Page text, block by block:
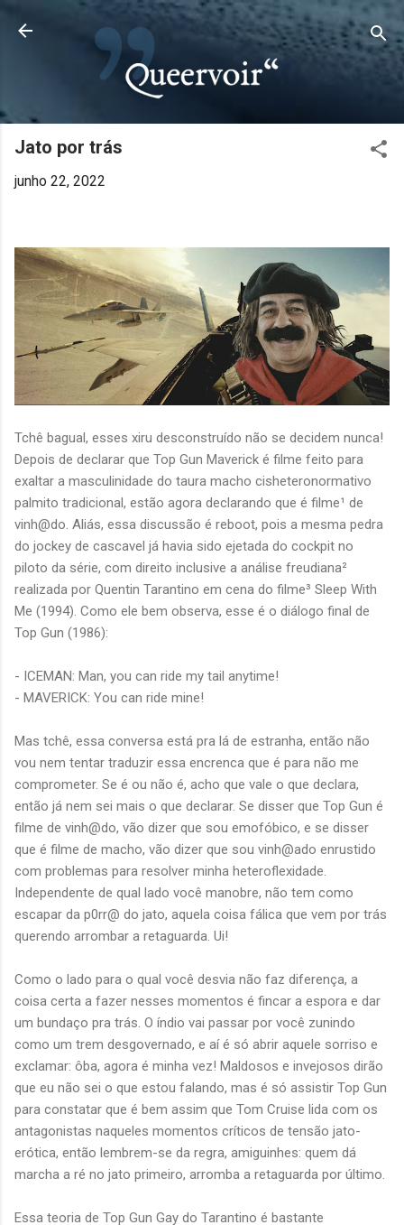
Pular para o conteúdo principal
Jato por trás
junho 22, 2022
Tchê bagual, esses xiru desconstruído não se decidem nunca!
Depois de declarar que Top Gun Maverick é filme feito para
exaltar a masculinidade do taura macho cisheteronormativo
palmito tradicional, estão agora declarando que é filme¹ de
vinh@do. Aliás, essa discussão é reboot, pois a mesma pedra
do jockey de cascavel já havia sido ejetada do cockpit no
piloto da série, com direito inclusive a análise freudiana²
realizada por Quentin Tarantino em cena do filme³ Sleep With
Me (1994). Como ele bem observa, esse é o diálogo final de
Top Gun (1986):
- ICEMAN: Man, you can ride my tail anytime!
- MAVERICK: You can ride mine!
Mas tchê, essa conversa está pra lá de estranha, então não
vou nem tentar traduzir essa encrenca que é para não me
comprometer. Se é ou não é, acho que vale o que declara,
então já nem sei mais o que declarar. Se disser que Top Gun é
filme de vinh@do, vão dizer que sou emofóbico, e se disser
que é filme de macho, vão dizer que sou vinh@ado enrustido
com problemas para resolver minha heteroflexidade.
Independente de qual lado você manobre, não tem como
escapar da p0rr@ do jato, aquela coisa fálica que vem por trás
querendo arrombar a retaguarda. Ui!
Como o lado para o qual você desvia não faz diferença, a
coisa certa a fazer nesses momentos é fincar a espora e dar
um bundaço pra trás. O índio vai passar por você zunindo
como um trem desgovernado, e aí é só abrir aquele sorriso e
exclamar: ôba, agora é minha vez! Maldosos e invejosos dirão
que eu não sei o que estou falando, mas é só assistir Top Gun
para constatar que é bem assim que Tom Cruise lida com os
antagonistas naqueles momentos críticos de tensão jato-
erótica, então lembrem-se da regra, amiguinhes: quem dá
marcha a ré no jato primeiro, arromba a retaguarda por último.
Essa teoria de Top Gun Gay do Tarantino é bastante